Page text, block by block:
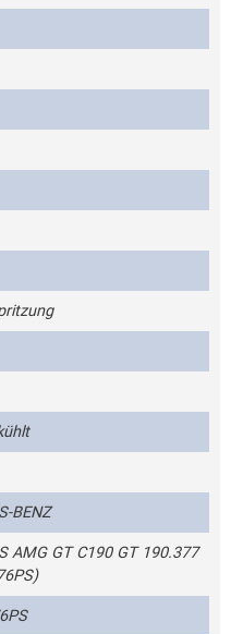
BENZ
AMG GT C190 GT 190.377